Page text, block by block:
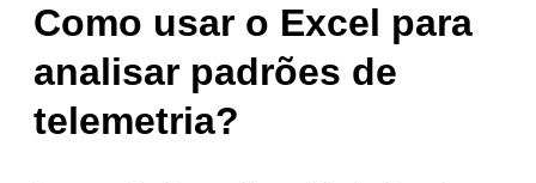
Como usar o Excel para
analisar padrões de
telemetria?